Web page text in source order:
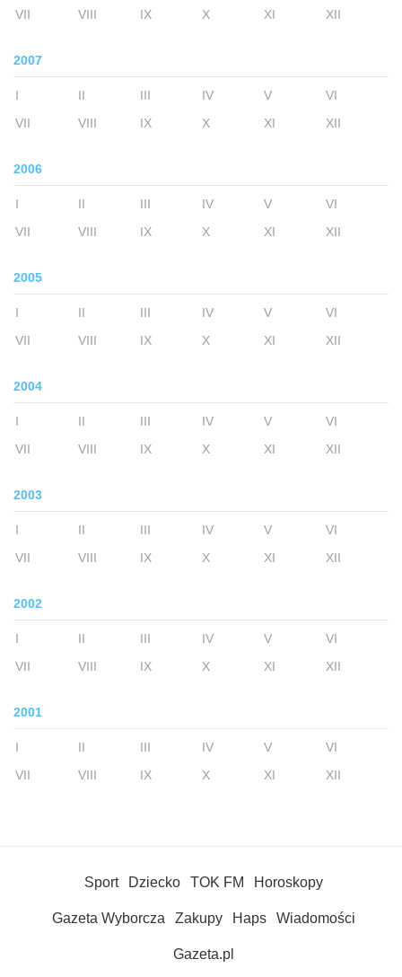
VII
VIII IX X XI XII
2007
I II III IV V
VI
VII
VIII IX X XI XII
2006
I II III IV V
VI
VII
VIII IX X XI XII
2005
I II III IV V
VI
VII
VIII IX X XI XII
2004
I II III IV V
VI
VII
VIII IX X XI XII
2003
I II III IV V
VI
VII
VIII IX X XI XII
2002
I II III IV V
VI
VII
VIII IX X XI XII
2001
I II III IV V
VI
VII
VIII IX X XI XII
Sport Dziecko TOK FM Horoskopy
Gazeta Wyborcza Zakupy Haps Wiadomości
Gazeta.pl